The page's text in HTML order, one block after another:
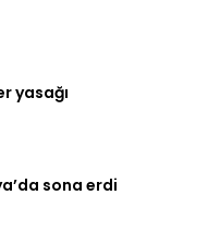
yasağı
sona erdi